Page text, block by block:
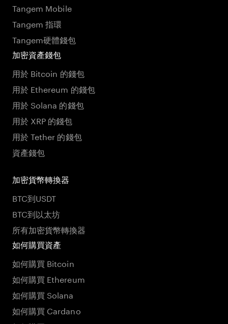
Tangem Mobile
Tangem 指環
Tangem硬體錢包
加密資產錢包
用於 Bitcoin 的錢包
用於 Ethereum 的錢包
用於 Solana 的錢包
用於 XRP 的錢包
用於 Tether 的錢包
資產錢包
加密貨幣轉換器
BTC到USDT
BTC到以太坊
所有加密貨幣轉換器
如何購買資產
如何購買 Bitcoin
如何購買 Ethereum
如何購買 Solana
如何購買 Cardano